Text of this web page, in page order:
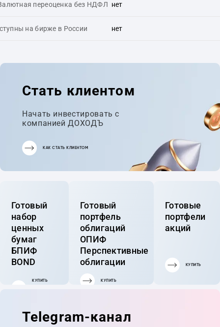
переоценка без НДФЛ нет
на бирже в России нет
Стать клиентом
Начать инвестировать с
компанией ДОХОДЪ
КАК СТАТЬ КЛИЕНТОМ
Готовый
набор
ценных
бумаг
БПИФ
BOND
КУПИТЬ
Готовый
портфель
облигаций
ОПИФ
Перспективные
облигации
КУПИТЬ
Готовые
портфели
акций
КУПИТЬ
Telegram-канал